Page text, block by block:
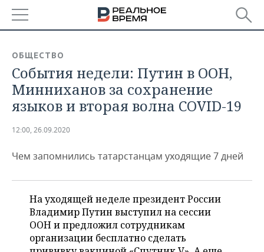
БАШКОРТОСТАН
ТАТАРСТАН
НОВОСТИ
АНАЛИТИКА
ДЕКЛАРАЦИИ О ДОХОДАХ
КОРОЛИ ГОСЗАКАЗА ПФО
ВУЗЫ ТАТАРСТАНА
КОМУ ПРИНАДЛЕЖАТ
ТОРГОВЫЕ ЦЕНТРЫ
ТАТАРСТАНА
НОВОСТИ ЭКОНОМИКИ
ФИНАНСЫ
БАНКИ
БЮДЖЕТ
ПРОМЫШЛЕННОСТЬ
НОВОСТИ
АГРОПРОМ
МАШИНОСТРОЕНИЕ
НЕДВИЖИМОСТЬ
НОВОСТИ НЕДВИЖИМОСТИ
АВТО
НОВОСТИ АВТО
БИЗНЕС
ОБЩЕСТВО
События недели: Путин в ООН,
Минниханов за сохранение
языков и вторая волна COVID-19
12:00, 26.09.2020
Чем запомнились татарстанцам уходящие 7 дней
На уходящей неделе президент России
Владимир Путин выступил на сессии
ООН и предложил сотрудникам
организации бесплатно сделать